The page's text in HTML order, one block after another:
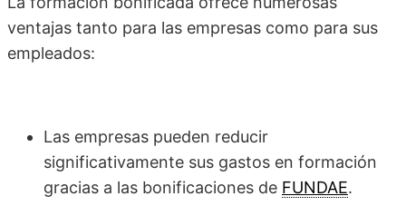
ventajas tanto para las empresas como para sus
empleados:
Las empresas pueden reducir
significativamente sus gastos en formación
gracias a las bonificaciones de FUNDAE.